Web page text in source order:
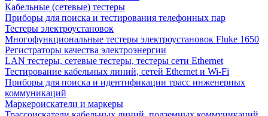
Кабельные (сетевые) тестеры
Приборы для поиска и тестирования телефонных пар
Тестеры электроустановок
Многофункциональные тестеры электроустановок Fluke 1650
Регистраторы качества электроэнергии
LAN тестеры, сетевые тестеры, тестеры сети Ethernet
Тестирование кабельных линий, сетей Ethernet и Wi-Fi
Приборы для поиска и идентификации трасс инженерных
коммуникаций
Маркероискатели и маркеры